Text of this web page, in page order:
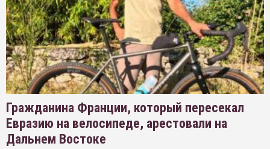
Гражданина Франции, который пересекал
Евразию на велосипеде, арестовали на
Дальнем Востоке